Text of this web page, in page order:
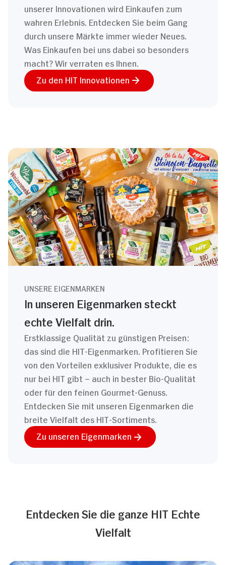
unserer Innovationen wird Einkaufen zum
wahren Erlebnis. Entdecken Sie beim Gang
durch unsere Märkte immer wieder Neues.
Was Einkaufen bei uns dabei so besonders
macht? Wir verraten es Ihnen.
Zu den HIT Innovationen
UNSERE EIGENMARKEN
In unseren Eigenmarken steckt
echte Vielfalt drin.
Erstklassige Qualität zu günstigen Preisen:
das sind die HIT-Eigenmarken. Profitieren Sie
von den Vorteilen exklusiver Produkte, die es
nur bei HIT gibt – auch in bester Bio-Qualität
oder für den feinen Gourmet-Genuss.
Entdecken Sie mit unseren Eigenmarken die
breite Vielfalt des HIT-Sortiments.
Zu unseren Eigenmarken
Entdecken Sie die ganze HIT Echte
Vielfalt